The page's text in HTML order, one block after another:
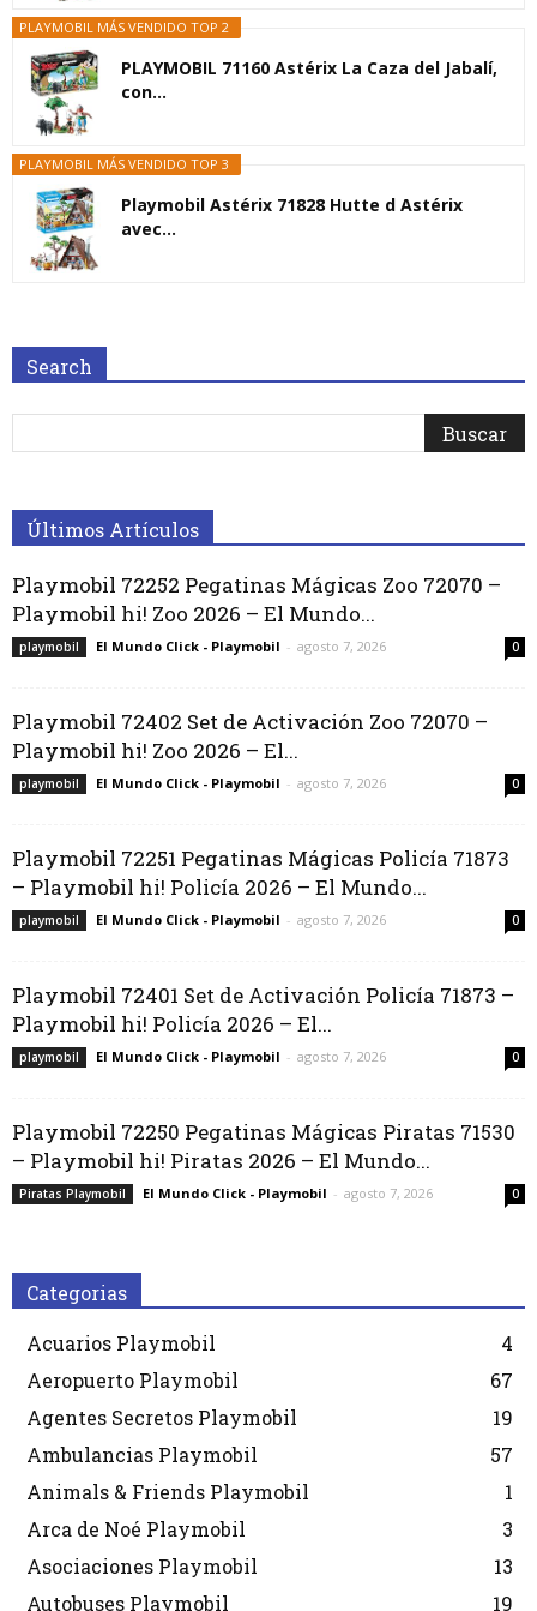
PLAYMOBIL MÁS VENDIDO TOP 2
PLAYMOBIL 71160 Astérix La Caza del Jabalí,
con...
PLAYMOBIL MÁS VENDIDO TOP 3
Playmobil Astérix 71828 Hutte d Astérix
avec...
Search
Últimos Artículos
Playmobil 72252 Pegatinas Mágicas Zoo 72070 –
Playmobil hi! Zoo 2026 – El Mundo...
playmobil El Mundo Click - Playmobil - agosto 7, 2026 0
Playmobil 72402 Set de Activación Zoo 72070 –
Playmobil hi! Zoo 2026 – El...
playmobil El Mundo Click - Playmobil - agosto 7, 2026 0
Playmobil 72251 Pegatinas Mágicas Policía 71873
– Playmobil hi! Policía 2026 – El Mundo...
playmobil El Mundo Click - Playmobil - agosto 7, 2026 0
Playmobil 72401 Set de Activación Policía 71873 –
Playmobil hi! Policía 2026 – El...
playmobil El Mundo Click - Playmobil - agosto 7, 2026 0
Playmobil 72250 Pegatinas Mágicas Piratas 71530
– Playmobil hi! Piratas 2026 – El Mundo...
Piratas Playmobil El Mundo Click - Playmobil - agosto 7, 2026 0
Categorias
Acuarios Playmobil
4
Aeropuerto Playmobil
67
Agentes Secretos Playmobil
19
Ambulancias Playmobil
57
Animals & Friends Playmobil
1
Arca de Noé Playmobil
3
Asociaciones Playmobil
13
Autobuses Playmobil
19